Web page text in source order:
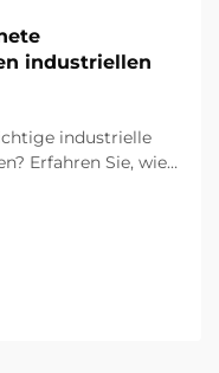
industriellen
industrielle
Erfahren Sie, wie
Senken Sie
– holen Sie sich